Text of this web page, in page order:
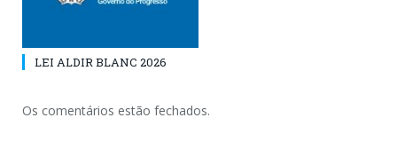
LEI ALDIR BLANC 2026
Os comentários estão fechados.